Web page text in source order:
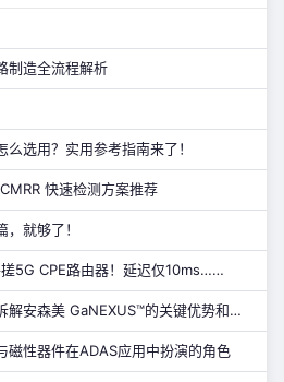
制造全流程解析
选用？实用参考指南来了！
快速检测方案推荐
就够了！
5G CPE路由器！延迟仅10ms……
覆盖 40-1200V！一文拆解安森美 GaNEXUS™的关键优势和应用
磁性器件在ADAS应用中扮演的角色